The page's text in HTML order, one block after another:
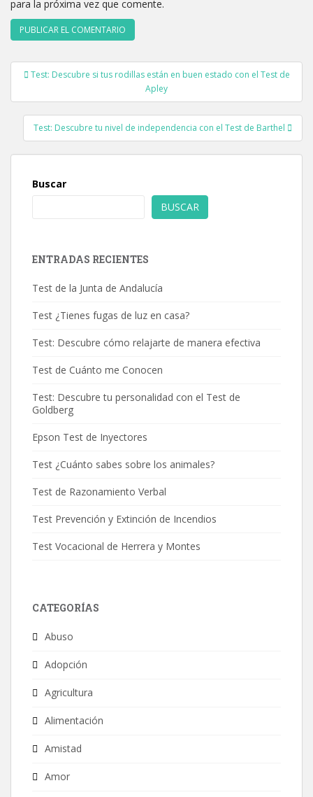
para la próxima vez que comente.
Navegación
entradas
Test: Descubre si tus rodillas están en buen estado con el Test de
Apley
Test: Descubre tu nivel de independencia con el Test de Barthel
Buscar
BUSCAR
ENTRADAS RECIENTES
Test de la Junta de Andalucía
Test ¿Tienes fugas de luz en casa?
Test: Descubre cómo relajarte de manera efectiva
Test de Cuánto me Conocen
Test: Descubre tu personalidad con el Test de
Goldberg
Epson Test de Inyectores
Test ¿Cuánto sabes sobre los animales?
Test de Razonamiento Verbal
Test Prevención y Extinción de Incendios
Test Vocacional de Herrera y Montes
CATEGORÍAS
Abuso
Adopción
Agricultura
Alimentación
Amistad
Amor